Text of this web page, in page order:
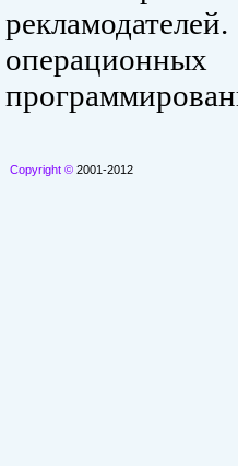
Copyright © 2001-2012